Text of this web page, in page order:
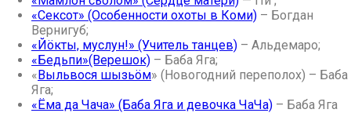
«Сексот» (Особенности охоты в Коми) – Богдан
Вернигуб;
«Йöкты, муслун!» (Учитель танцев) – Альдемаро;
«Бедьпи»(Верешок) – Баба Яга;
«Выльвося шызьöм» (Новогодний переполох) – Баба
Яга;
«Ёма да Чача» (Баба Яга и девочка ЧаЧа) – Баба Яга